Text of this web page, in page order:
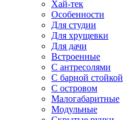
Хай-тек
Особенности
Для студии
Для хрущевки
Для дачи
Встроенные
С антресолями
С барной стойкой
С островом
Малогабаритные
Модульные